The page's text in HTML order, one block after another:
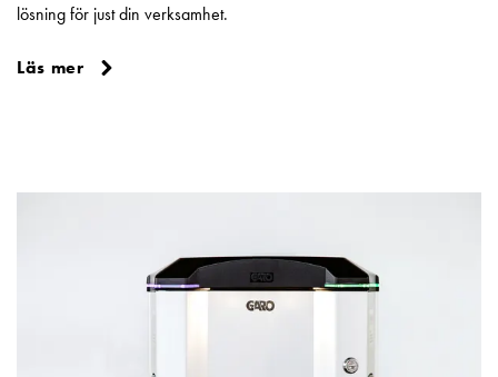
lösning för just din verksamhet.
Läs mer